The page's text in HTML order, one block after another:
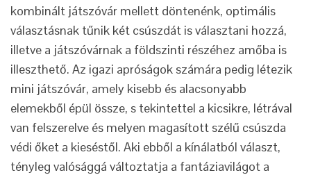
kombinált játszóvár mellett döntenénk, optimális
választásnak tűnik két csúszdát is választani hozzá,
illetve a játszóvárnak a földszinti részéhez amőba is
illeszthető. Az igazi apróságok számára pedig létezik
mini játszóvár, amely kisebb és alacsonyabb
elemekből épül össze, s tekintettel a kicsikre, létrával
van felszerelve és melyen magasított szélű csúszda
védi őket a kieséstől. Aki ebből a kínálatból választ,
tényleg valósággá változtatja a fantáziavilágot a